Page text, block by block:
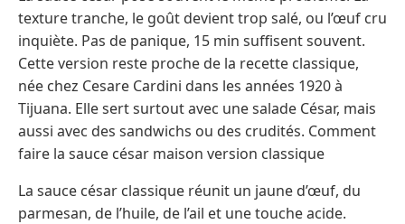
texture tranche, le goût devient trop salé, ou l’œuf cru
inquiète. Pas de panique, 15 min suffisent souvent.
Cette version reste proche de la recette classique,
née chez Cesare Cardini dans les années 1920 à
Tijuana. Elle sert surtout avec une salade César, mais
aussi avec des sandwichs ou des crudités. Comment
faire la sauce césar maison version classique
La sauce césar classique réunit un jaune d’œuf, du
parmesan, de l’huile, de l’ail et une touche acide.